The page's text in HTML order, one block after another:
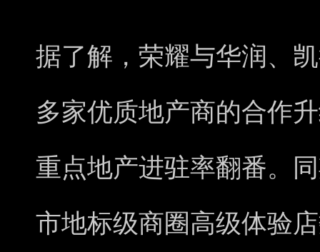
据了解，荣耀与华润、
多家优质地产商的合作
重点地产进驻率翻番。
市地标级商圈高级体验